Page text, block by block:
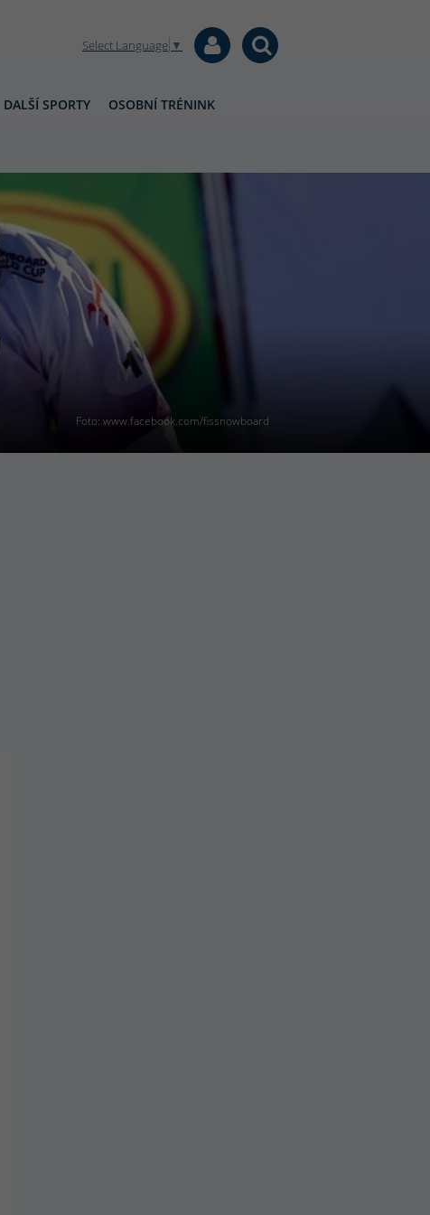
Select Language ▼
DALŠÍ SPORTY OSOBNÍ TRÉNINK
Foto: www.facebook.com/fissnowboard